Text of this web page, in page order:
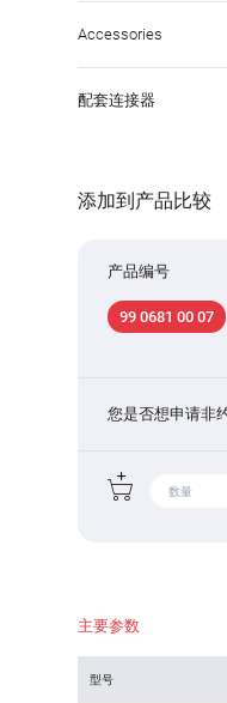
Accessories
配套连接器
添加到产品比较
产品编号
99 0681 00 07
您是否想申请非
主要参数
型号